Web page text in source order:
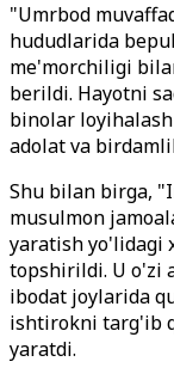
"Umrbod
hududlarida
me'morchiligi
berildi. Hayotni
binolar
adolat va
Shu bilan birga,
musulmon
yaratish yo'lidagi
topshirildi. U o'zi
ibodat joylarida
ishtirokni targ'ib
yaratdi.